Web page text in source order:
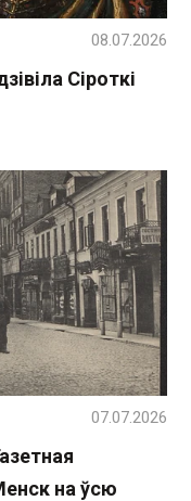
Сіроткі
08.07.2026
на ўсю
07.07.2026